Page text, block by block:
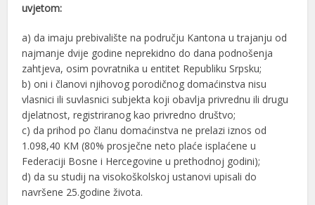
uvjetom:
a) da imaju prebivalište na području Kantona u trajanju od
najmanje dvije godine neprekidno do dana podnošenja
zahtjeva, osim povratnika u entitet Republiku Srpsku;
b) oni i članovi njihovog porodičnog domaćinstva nisu
vlasnici ili suvlasnici subjekta koji obavlja privrednu ili drugu
djelatnost, registriranog kao privredno društvo;
c) da prihod po članu domaćinstva ne prelazi iznos od
1.098,40 KM (80% prosječne neto plaće isplaćene u
Federaciji Bosne i Hercegovine u prethodnoj godini);
d) da su studij na visokoškolskoj ustanovi upisali do
navršene 25.godine života.